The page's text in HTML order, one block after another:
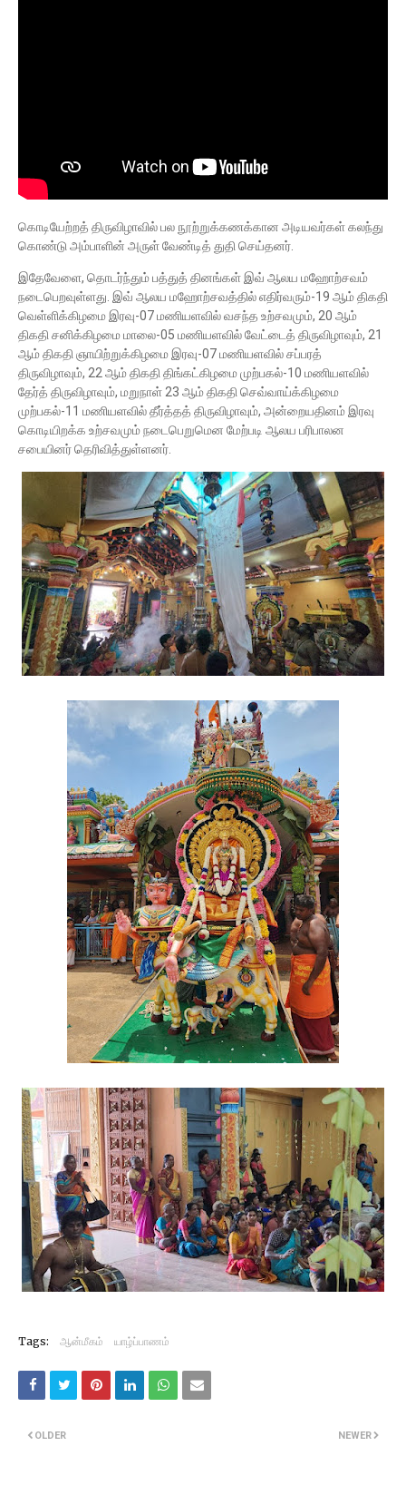
கொடியேற்றத் திருவிழாவில் பல நூற்றுக்கணக்கான அடியவர்கள் கலந்து
கொண்டு அம்பாளின் அருள் வேண்டித் துதி செய்தனர்.
இதேவேளை, தொடர்ந்தும் பத்துத் தினங்கள் இவ் ஆலய மஹோற்சவம்
நடைபெறவுள்ளது. இவ் ஆலய மஹோற்சவத்தில் எதிர்வரும்-19 ஆம் திகதி
வெள்ளிக்கிழமை இரவு-07 மணியளவில் வசந்த உற்சவமும், 20 ஆம்
திகதி சனிக்கிழமை மாலை-05 மணியளவில் வேட்டைத் திருவிழாவும், 21
ஆம் திகதி ஞாயிற்றுக்கிழமை இரவு-07 மணியளவில் சப்பரத்
திருவிழாவும், 22 ஆம் திகதி திங்கட்கிழமை முற்பகல்-10 மணியளவில்
தேர்த் திருவிழாவும், மறுநாள் 23 ஆம் திகதி செவ்வாய்க்கிழமை
முற்பகல்-11 மணியளவில் தீர்த்தத் திருவிழாவும், அன்றையதினம் இரவு
கொடியிறக்க உற்சவமும் நடைபெறுமென மேற்படி ஆலய பரிபாலன
சபையினர் தெரிவித்துள்ளனர்.
Tags: ஆன்மீகம் யாழ்ப்பாணம்
NEWER
OLDER